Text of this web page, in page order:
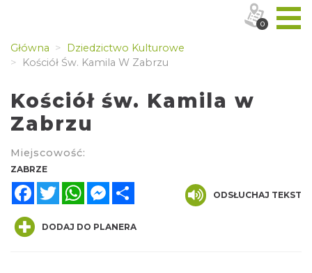
Główna
Dziedzictwo Kulturowe
Kościół Św. Kamila W Zabrzu
Kościół św. Kamila w
Zabrzu
Miejscowość:
ZABRZE
FacebookTwitterWhatsAppMessenger
ODSŁUCHAJ TEKST
DODAJ DO PLANERA
0